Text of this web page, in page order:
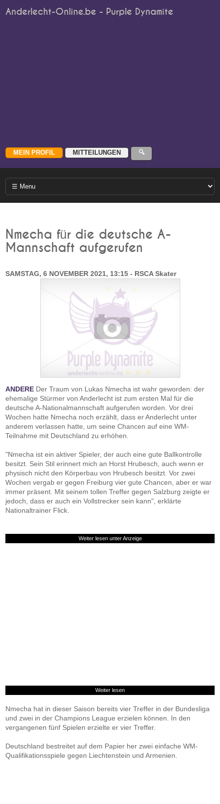
Anderlecht-Online.be - Purple Dynamite
Nmecha für die deutsche A-
Mannschaft aufgerufen
SAMSTAG, 6 NOVEMBER 2021, 13:15 - RSCA Skater
ANDERE Der Traum von Lukas Nmecha ist wahr geworden: der
ehemalige Stürmer von Anderlecht ist zum ersten Mal für die
deutsche A-Nationalmannschaft aufgerufen worden. Vor drei
Wochen hatte Nmecha noch erzählt, dass er Anderlecht unter
anderem verlassen hatte, um seine Chancen auf eine WM-
Teilnahme mit Deutschland zu erhöhen.
"Nmecha ist ein aktiver Spieler, der auch eine gute Ballkontrolle
besitzt. Sein Stil erinnert mich an Horst Hrubesch, auch wenn er
physisch nicht den Körperbau von Hrubesch besitzt. Vor zwei
Wochen vergab er gegen Freiburg vier gute Chancen, aber er war
immer präsent. Mit seinem tollen Treffer gegen Salzburg zeigte er
jedoch, dass er auch ein Vollstrecker sein kann", erklärte
Nationaltrainer Flick.
Weiter lesen unter Anzeige
Weiter lesen
Nmecha hat in dieser Saison bereits vier Treffer in der Bundesliga
und zwei in der Champions League erzielen können. In den
vergangenen fünf Spielen erzielte er vier Treffer.
Deutschland bestreitet auf dem Papier her zwei einfache WM-
Qualifikationsspiele gegen Liechtenstein und Armenien.